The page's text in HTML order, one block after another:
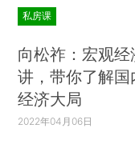
私房课
向松祚：宏观经
讲，带你了解国
经济大局
2022年04月06日